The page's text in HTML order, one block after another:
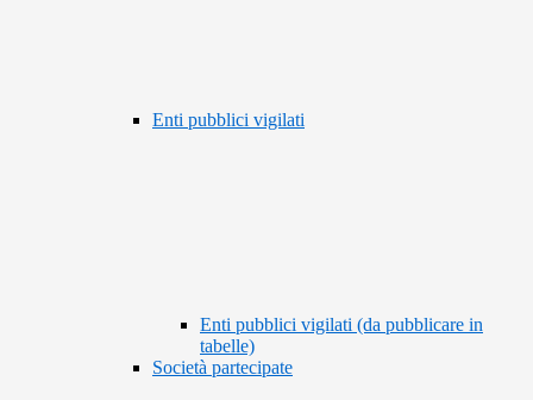
Enti pubblici vigilati
Enti pubblici vigilati (da pubblicare in
tabelle)
Società partecipate